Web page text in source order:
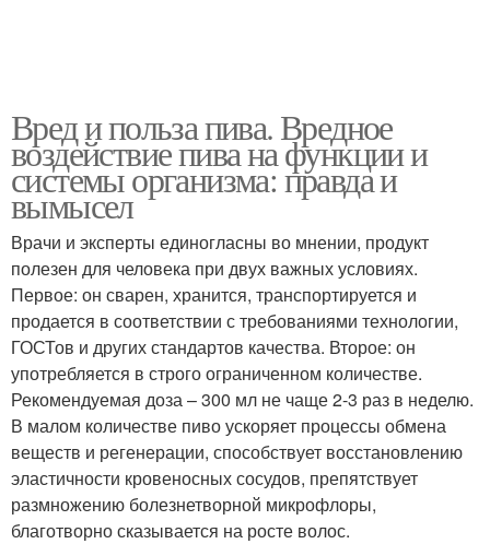
Вред и польза пива. Вредное
воздействие пива на функции и
системы организма: правда и
вымысел
Врачи и эксперты единогласны во мнении, продукт
полезен для человека при двух важных условиях.
Первое: он сварен, хранится, транспортируется и
продается в соответствии с требованиями технологии,
ГОСТов и других стандартов качества. Второе: он
употребляется в строго ограниченном количестве.
Рекомендуемая доза – 300 мл не чаще 2-3 раз в неделю.
В малом количестве пиво ускоряет процессы обмена
веществ и регенерации, способствует восстановлению
эластичности кровеносных сосудов, препятствует
размножению болезнетворной микрофлоры,
благотворно сказывается на росте волос.